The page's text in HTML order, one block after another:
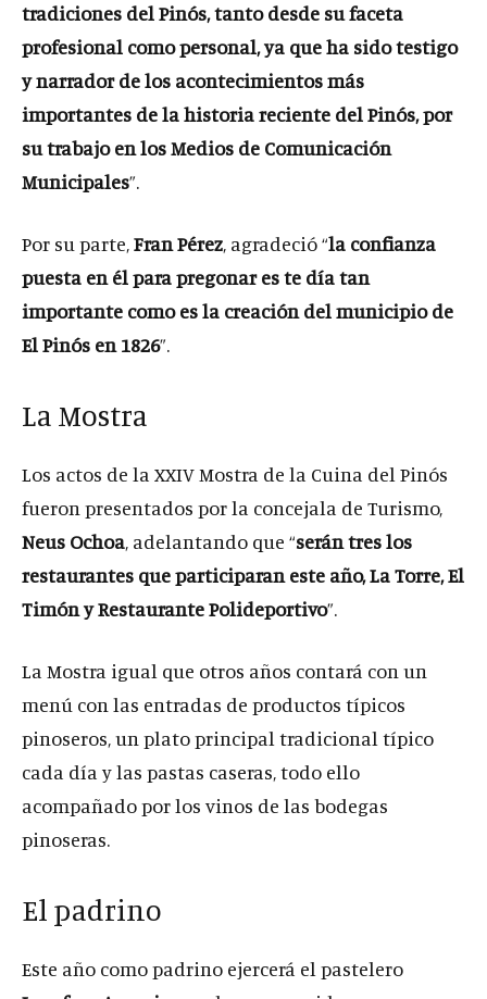
tradiciones del Pinós, tanto desde su faceta
profesional como personal, ya que ha sido testigo
y narrador de los acontecimientos más
importantes de la historia reciente del Pinós, por
su trabajo en los Medios de Comunicación
Municipales”.
Por su parte,Fran Pérez, agradeció “la confianza
puesta en él para pregonar es te día tan
importante como es la creación del municipio de
El Pinós en 1826”.
La Mostra
Los actos de la XXIV Mostra de la Cuina del Pinós
fueron presentados por la concejala de Turismo,
Neus Ochoa, adelantando que “serán tres los
restaurantes que participaran este año, La Torre, El
Timón y Restaurante Polideportivo”.
La Mostra igual que otros años contará con un
menú con las entradas de productos típicos
pinoseros, un plato principal tradicional típico
cada día y las pastas caseras, todo ello
acompañado por los vinos de las bodegas
pinoseras.
El padrino
Este año como padrino ejercerá el pastelero